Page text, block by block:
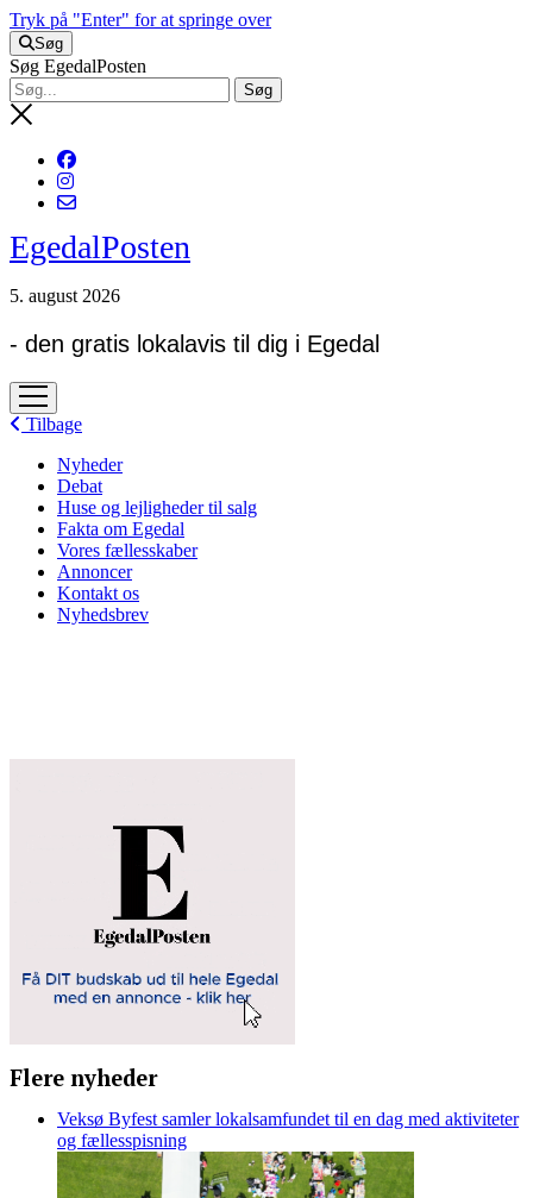
Tryk på "Enter" for at springe over
Søg
Søg EgedalPosten
EgedalPosten
5. august 2026
- den gratis lokalavis til dig i Egedal
open
menu
Tilbage
Nyheder
Debat
Huse og lejligheder til salg
Fakta om Egedal
Vores fællesskaber
Annoncer
Kontakt os
Nyhedsbrev
Flere nyheder
Veksø Byfest samler lokalsamfundet til en dag med aktiviteter
og fællesspisning